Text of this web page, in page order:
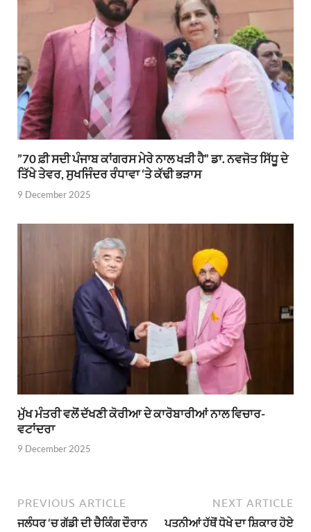
”70 ਫ਼ੀ ਸਦੀ ਪੰਜਾਬ ਕਾਂਗਰਸ ਮੇਰੇ ਨਾਲ ਖੜੀ ਹੈ” ਡਾ. ਨਵਜੋਤ ਸਿੱਧੂ ਦੇ
ਤਿੱਖੇ ਤੇਵਰ, ਸੁਖਜਿੰਦਰ ਰੰਧਾਵਾ ‘ਤੇ ਕੱਢੀ ਭੜਾਸ
9 December 2025
ਮੁੱਖ ਮੰਤਰੀ ਵਲੋਂ ਦੱਖਣੀ ਕੋਰੀਆ ਦੇ ਕਾਰੋਬਾਰੀਆਂ ਨਾਲ ਵਿਚਾਰ-
ਵਟਾਂਦਰਾ
9 December 2025
PREVIOUS ARTICLE
ਜਲੰਧਰ ‘ਚ ਗੱਡੀ ਦੀ ਚੈਕਿੰਗ ਦੌਰਾਨ
NEXT ARTICLE
ਪਤਨੀਆਂ ਹੱਥੋਂ ਧੋਖੇ ਦਾ ਸ਼ਿਕਾਰ ਹੋਏ